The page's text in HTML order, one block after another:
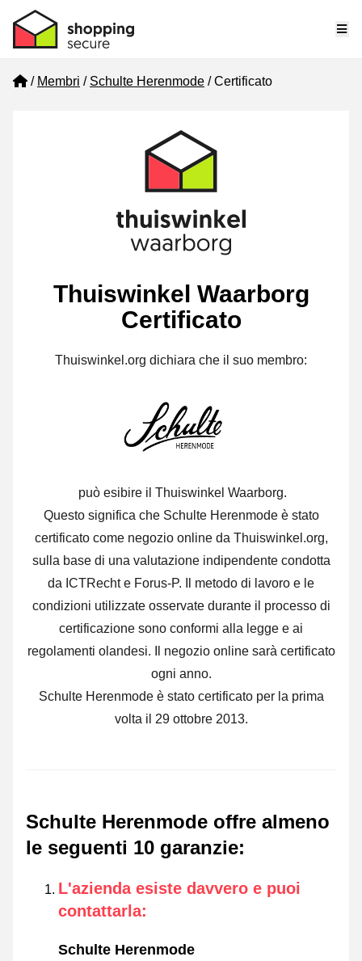
Home
Membri Schulte Herenmode Certificato
Thuiswinkel Waarborg
Certificato
Thuiswinkel.org dichiara che il suo membro:
può esibire il Thuiswinkel Waarborg.
Questo significa che Schulte Herenmode è stato
certificato come negozio online da Thuiswinkel.org,
sulla base di una valutazione indipendente condotta
da ICTRecht e Forus-P. Il metodo di lavoro e le
condizioni utilizzate osservate durante il processo di
certificazione sono conformi alla legge e ai
regolamenti olandesi. Il negozio online sarà certificato
ogni anno.
Schulte Herenmode è stato certificato per la prima
volta il 29 ottobre 2013.
Schulte Herenmode offre almeno
le seguenti 10 garanzie:
L'azienda esiste davvero e puoi
contattarla:
Schulte Herenmode